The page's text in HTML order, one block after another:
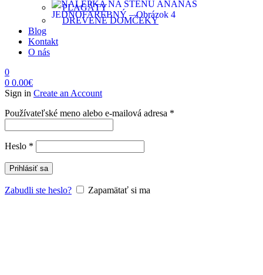
PLAGÁTY
DREVENÉ DOMČEKY
Blog
Kontakt
O nás
0
0 0.00€
Sign in Create an Account
Používateľské meno alebo e-mailová adresa *
Heslo *
Prihlásiť sa
Zabudli ste heslo? Zapamätať si ma